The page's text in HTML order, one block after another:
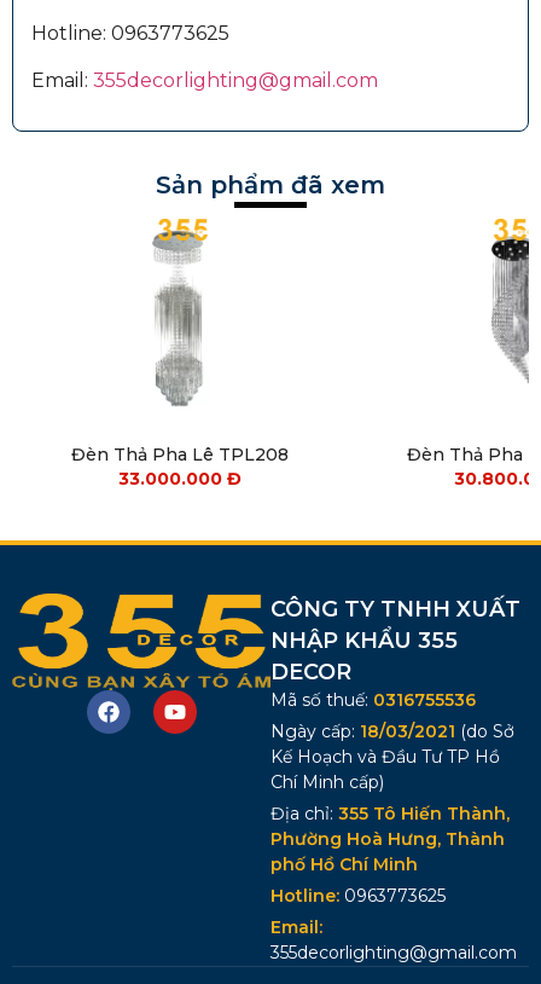
Hotline: 0963773625
Email: 355decorlighting@gmail.com
Sản phẩm đã xem
Đèn Thả Pha Lê TPL208
33.000.000Đ
Đèn Thả Pha
CÔNG TY TNHH XUẤT
NHẬP KHẨU 355
DECOR
Mã số thuế: 0316755536
Ngày cấp: 18/03/2021 (do Sở
Kế Hoạch và Đầu Tư TP Hồ
Chí Minh cấp)
Địa chỉ: 355 Tô Hiến Thành,
Phường Hoà Hưng, Thành
phố Hồ Chí Minh
Hotline: 0963773625
Email:
355decorlighting@gmail.com